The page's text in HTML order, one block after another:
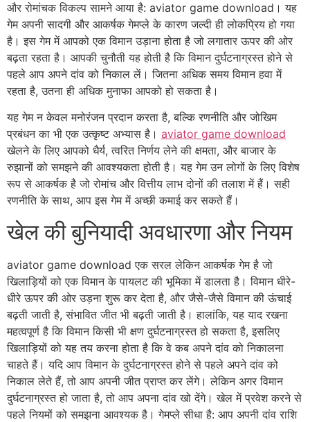
और रोमांचक विकल्प सामने आया है: aviator game download। यह
गेम अपनी सादगी और आकर्षक गेमप्ले के कारण जल्दी ही लोकप्रिय हो गया
है। इस गेम में आपको एक विमान उड़ाना होता है जो लगातार ऊपर की ओर
बढ़ता रहता है। आपकी चुनौती यह होती है कि विमान दुर्घटनाग्रस्त होने से
पहले आप अपने दांव को निकाल लें। जितना अधिक समय विमान हवा में
रहता है, उतना ही अधिक मुनाफा आपको हो सकता है।
यह गेम न केवल मनोरंजन प्रदान करता है, बल्कि रणनीति और जोखिम
प्रबंधन का भी एक उत्कृष्ट अभ्यास है। aviator game download
खेलने के लिए आपको धैर्य, त्वरित निर्णय लेने की क्षमता, और बाजार के
रुझानों को समझने की आवश्यकता होती है। यह गेम उन लोगों के लिए विशेष
रूप से आकर्षक है जो रोमांच और वित्तीय लाभ दोनों की तलाश में हैं। सही
रणनीति के साथ, आप इस गेम में अच्छी कमाई कर सकते हैं।
खेल की बुनियादी अवधारणा और नियम
aviator game download एक सरल लेकिन आकर्षक गेम है जो
खिलाड़ियों को एक विमान के पायलट की भूमिका में डालता है। विमान धीरे-
धीरे ऊपर की ओर उड़ना शुरू कर देता है, और जैसे-जैसे विमान की ऊंचाई
बढ़ती जाती है, संभावित जीत भी बढ़ती जाती है। हालांकि, यह याद रखना
महत्वपूर्ण है कि विमान किसी भी क्षण दुर्घटनाग्रस्त हो सकता है, इसलिए
खिलाड़ियों को यह तय करना होता है कि वे कब अपने दांव को निकालना
चाहते हैं। यदि आप विमान के दुर्घटनाग्रस्त होने से पहले अपने दांव को
निकाल लेते हैं, तो आप अपनी जीत प्राप्त कर लेंगे। लेकिन अगर विमान
दुर्घटनाग्रस्त हो जाता है, तो आप अपना दांव खो देंगे। खेल में प्रवेश करने से
पहले नियमों को समझना आवश्यक है। गेमप्ले सीधा है: आप अपनी दांव राशि